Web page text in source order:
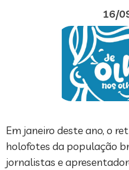
16/
Em janeiro deste ano, o
holofotes da população
jornalistas e